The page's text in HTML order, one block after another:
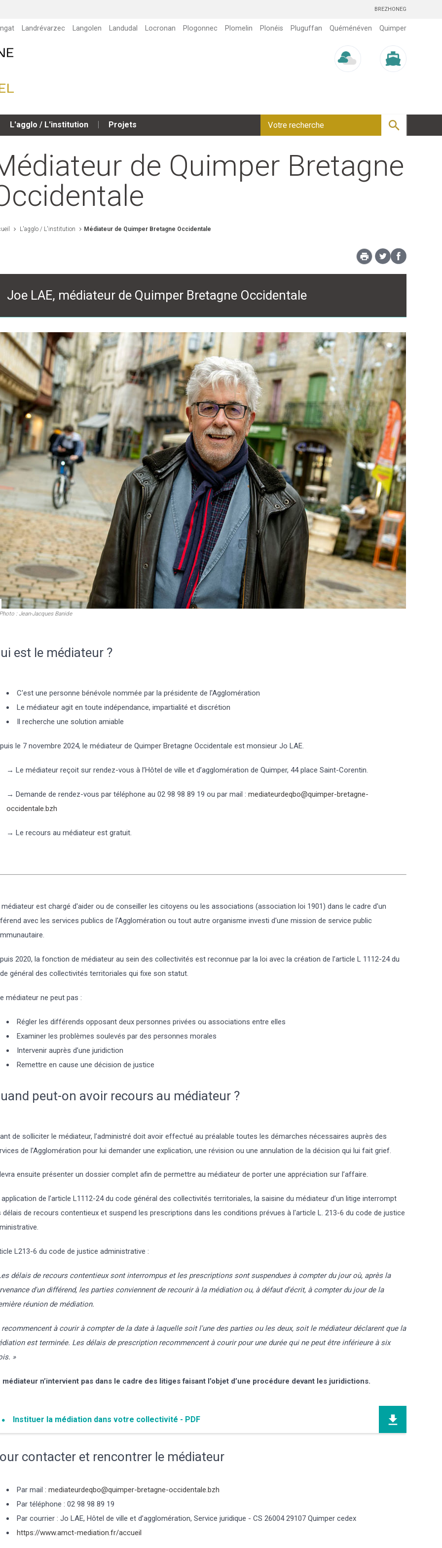
BREZHONEG
Landrévarzec Langolen Landudal Locronan Plogonnec Plomelin Plonéis Pluguffan Quéménéven Quimper
L'agglo / L'institution Projets
de Quimper Bretagne
L'agglo / L'institution Médiateur de Quimper Bretagne Occidentale
Joe LAE, médiateur de Quimper Bretagne Occidentale
: Jean-Jacques Banide
est le médiateur ?
C'est une personne bénévole nommée par la présidente de l'Agglomération
Le médiateur agit en toute indépendance, impartialité et discrétion
Il recherche une solution amiable
le 7 novembre 2024, le médiateur de Quimper Bretagne Occidentale est monsieur Jo LAE.
→ Le médiateur reçoit sur rendez-vous à l’Hôtel de ville et d’agglomération de Quimper, 44 place Saint-Corentin.
→ Demande de rendez-vous par téléphone au 02 98 98 89 19 ou par mail : mediateurdeqbo@quimper-bretagne-
occidentale.bzh
→ Le recours au médiateur est gratuit.
médiateur est chargé d'aider ou de conseiller les citoyens ou les associations (association loi 1901) dans le cadre d'un
avec les services publics de l'Agglomération ou tout autre organisme investi d'une mission de service public
2020, la fonction de médiateur au sein des collectivités est reconnue par la loi avec la création de l’article L 1112-24 du
général des collectivités territoriales qui fixe son statut.
médiateur ne peut pas :
Régler les différends opposant deux personnes privées ou associations entre elles
Examiner les problèmes soulevés par des personnes morales
Intervenir auprès d’une juridiction
Remettre en cause une décision de justice
peut-on avoir recours au médiateur ?
de solliciter le médiateur, l’administré doit avoir effectué au préalable toutes les démarches nécessaires auprès des
de l'Agglomération pour lui demander une explication, une révision ou une annulation de la décision qui lui fait grief.
ensuite présenter un dossier complet afin de permettre au médiateur de porter une appréciation sur l’affaire.
application de l’article L1112-24 du code général des collectivités territoriales, la saisine du médiateur d’un litige interrompt
délais de recours contentieux et suspend les prescriptions dans les conditions prévues à l'article L. 213-6 du code de justice
L213-6 du code de justice administrative :
délais de recours contentieux sont interrompus et les prescriptions sont suspendues à compter du jour où, après la
d'un différend, les parties conviennent de recourir à la médiation ou, à défaut d'écrit, à compter du jour de la
réunion de médiation.
à courir à compter de la date à laquelle soit l'une des parties ou les deux, soit le médiateur déclarent que la
est terminée. Les délais de prescription recommencent à courir pour une durée qui ne peut être inférieure à six
»
médiateur n’intervient pas dans le cadre des litiges faisant l’objet d’une procédure devant les juridictions.
Instituer la médiation dans votre collectivité - PDF
contacter et rencontrer le médiateur
Par mail : mediateurdeqbo@quimper-bretagne-occidentale.bzh
Par téléphone : 02 98 98 89 19
Par courrier : Jo LAE, Hôtel de ville et d’agglomération, Service juridique - CS 26004 29107 Quimper cedex
https://www.amct-mediation.fr/accueil